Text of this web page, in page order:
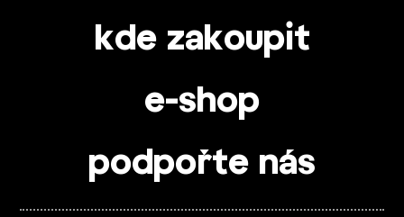
kde zakoupit
e-shop
podpořte nás